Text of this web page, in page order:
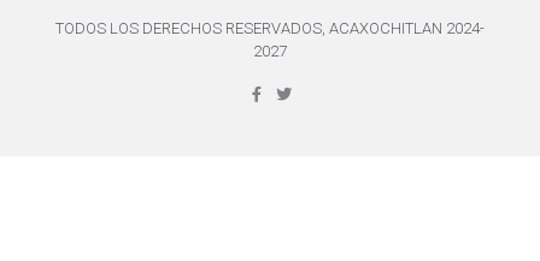
TODOS LOS DERECHOS RESERVADOS, ACAXOCHITLAN 2024-
2027